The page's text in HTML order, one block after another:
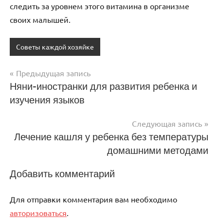
следить за уровнем этого витамина в организме
своих малышей.
Советы каждой хозяйке
Навигация
по
Предыдущая запись
Няни-иностранки для развития ребенка и
изучения языков
Следующая запись
Лечение кашля у ребенка без температуры
домашними методами
Добавить комментарий
Для отправки комментария вам необходимо
авторизоваться